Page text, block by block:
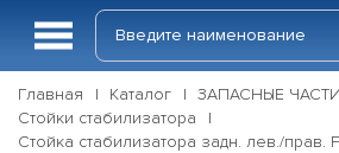
Главная Каталог ЗАПАСНЫЕ ЧАСТИ
Стойки стабилизатора
Стойка стабилизатора задн. лев./прав.